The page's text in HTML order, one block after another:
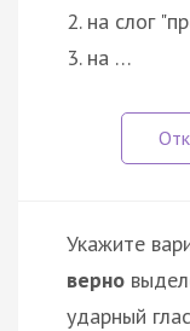
2. на слог
3. на …
Укажите
верно
ударный